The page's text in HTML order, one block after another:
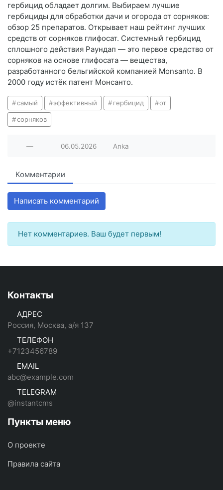
гербицид обладает долгим. Выбираем лучшие
гербициды для обработки дачи и огорода от сорняков:
обзор 25 препаратов. Открывает наш рейтинг лучших
средств от сорняков глифосат. Системный гербицид
сплошного действия Раундап — это первое средство от
сорняков на основе глифосата — вещества,
разработанного бельгийской компанией Monsanto. В
2000 году истёк патент Монсанто.
самый эффективный гербицид от
сорняков
— 06.05.2026 Anka
Комментарии
Написать комментарий
Нет комментариев. Ваш будет первым!
Контакты
АДРЕС
Россия, Москва, а/я 137
ТЕЛЕФОН
+7123456789
EMAIL
abc@example.com
TELEGRAM
@instantcms
Пункты меню
О проекте
Правила сайта